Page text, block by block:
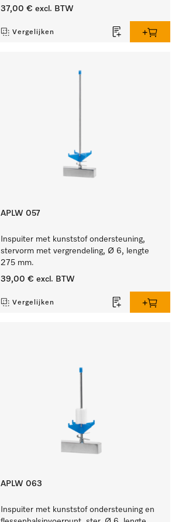
37,00 € excl. BTW
Vergelijken
APLW 057
Inspuiter met kunststof ondersteuning,
stervorm met vergrendeling, Ø 6, lengte
275 mm.
39,00 € excl. BTW
Vergelijken
APLW 063
Inspuiter met kunststof ondersteuning en